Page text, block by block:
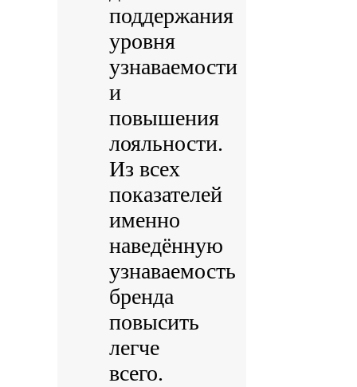
поддержания
уровня
узнаваемости
и
повышения
лояльности.
Из всех
показателей
именно
наведённую
узнаваемость
бренда
повысить
легче
всего.